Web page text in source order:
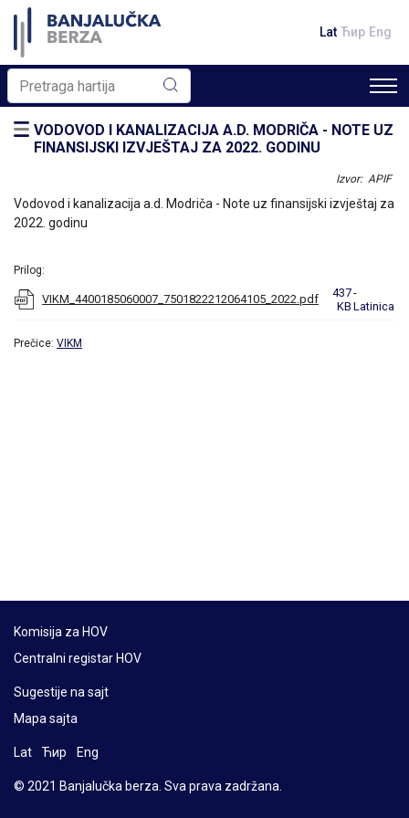
Lat Ћир Eng
VODOVOD I KANALIZACIJA A.D. MODRIČA - NOTE UZ
FINANSIJSKI IZVJEŠTAJ ZA 2022. GODINU
Izvor: APIF
Vodovod i kanalizacija a.d. Modriča - Note uz finansijski izvještaj za
2022. godinu
Prilog:
VIKM_4400185060007_7501822212064105_2022.pdf
437
KB
-
Latinica
Prečice: VIKM
Komisija za HOV
Centralni registar HOV
Sugestije na sajt
Mapa sajta
Lat Ћир Eng
© 2021 Banjalučka berza. Sva prava zadržana.